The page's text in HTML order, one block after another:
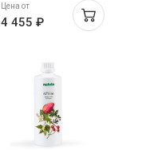
Цена от
4 455 ₽